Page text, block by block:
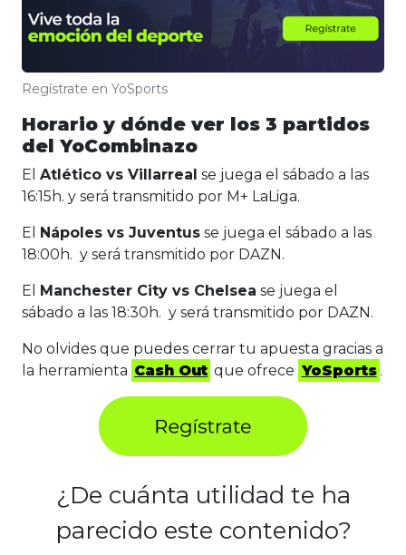
Regístrate en YoSports
Horario y dónde ver los 3 partidos
del YoCombinazo
El Atlético vs Villarreal se juega el sábado a las
16:15h. y será transmitido por M+ LaLiga.
El Nápoles vs Juventus se juega el sábado a las
18:00h. y será transmitido por DAZN.
El Manchester City vs Chelsea se juega el
sábado a las 18:30h. y será transmitido por DAZN.
No olvides que puedes cerrar tu apuesta gracias a
la herramienta Cash Out que ofrece YoSports .
¿De cuánta utilidad te ha
parecido este contenido?